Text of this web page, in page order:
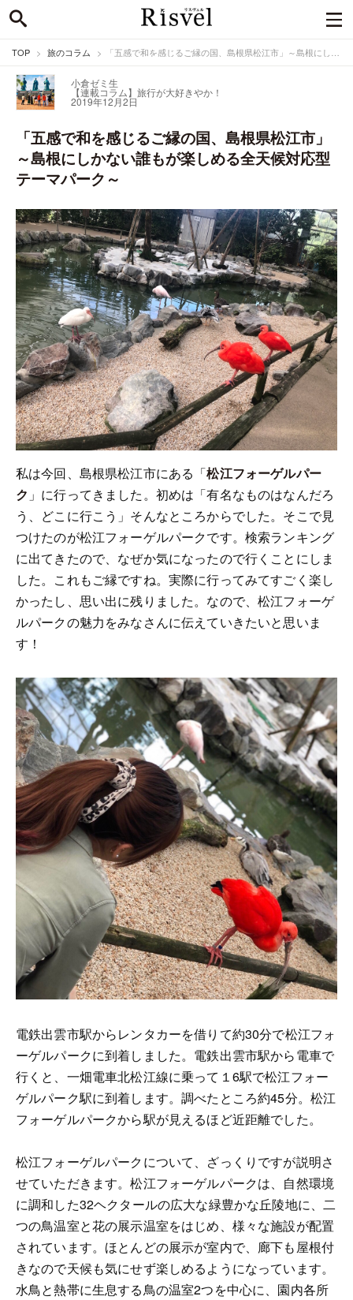
TOP 旅のコラム 「五感で和を感じるご縁の国、島根県松江市」～島根にしかない誰もが楽しめる全天候対応型テーマパーク～
小倉ゼミ生
【連載コラム】旅行が大好きやか！
2019年12月2日
「五感で和を感じるご縁の国、島根県松江市」
～島根にしかない誰もが楽しめる全天候対応型
テーマパーク～
私は今回、島根県松江市にある「松江フォーゲルパー
ク 」に行ってきました。初めは「有名なものはなんだろ
う、どこに行こう」そんなところからでした。そこで見
つけたのが松江フォーゲルパークです。検索ランキング
に出てきたので、なぜか気になったので行くことにしま
した。これもご縁ですね。実際に行ってみてすごく楽し
かったし、思い出に残りました。なので、松江フォーゲ
ルパークの魅力をみなさんに伝えていきたいと思いま
す！
電鉄出雲市駅からレンタカーを借りて約30分で松江フォ
ーゲルパークに到着しました。電鉄出雲市駅から電車で
行くと、一畑電車北松江線に乗って１6駅で松江フォー
ゲルパーク駅に到着します。調べたところ約45分。松江
フォーゲルパークから駅が見えるほど近距離でした。
松江フォーゲルパークについて、ざっくりですが説明さ
せていただきます。松江フォーゲルパークは、自然環境
に調和した32ヘクタールの広大な緑豊かな丘陵地に、二
つの鳥温室と花の展示温室をはじめ、様々な施設が配置
されています。ほとんどの展示が室内で、廊下も屋根付
きなので天候も気にせず楽しめるようになっています。
水鳥と熱帯に生息する鳥の温室2つを中心に、園内各所